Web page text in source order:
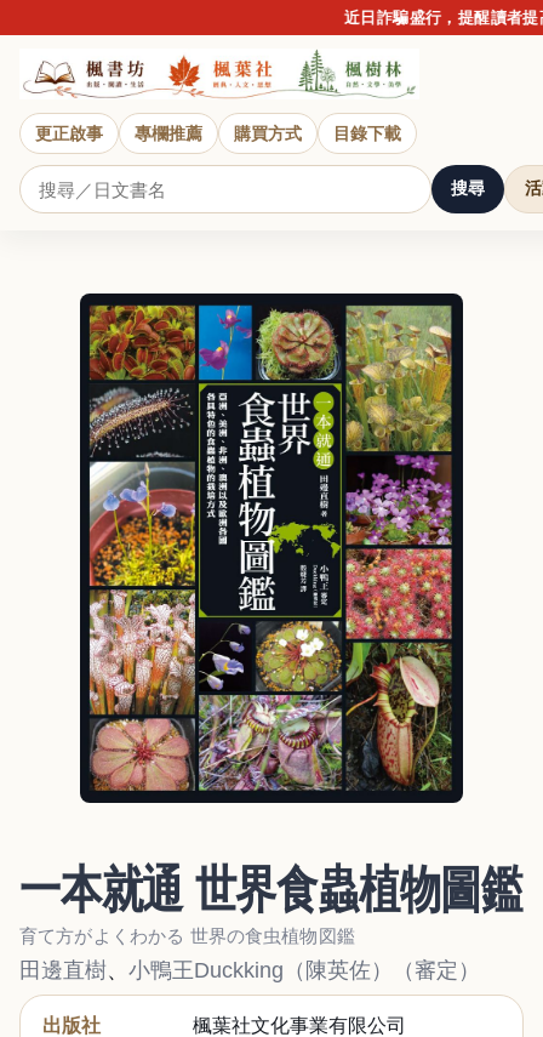
近日詐騙盛行，提醒讀者提高
更正啟事 專欄推薦 購買方式 目錄下載
搜尋
一本就通 世界食蟲植物圖鑑
育て方がよくわかる 世界の食虫植物図鑑
田邊直樹、 小鴨王Duckking（陳英佐）（審定）
出版社
楓葉社文化事業有限公司